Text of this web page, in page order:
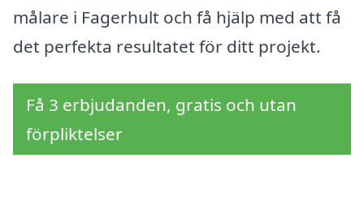
målare i Fagerhult och få hjälp med att få
det perfekta resultatet för ditt projekt.
Få 3 erbjudanden, gratis och utan
förpliktelser